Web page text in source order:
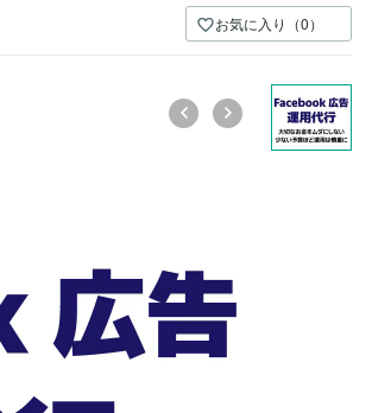
お気に入り（0）